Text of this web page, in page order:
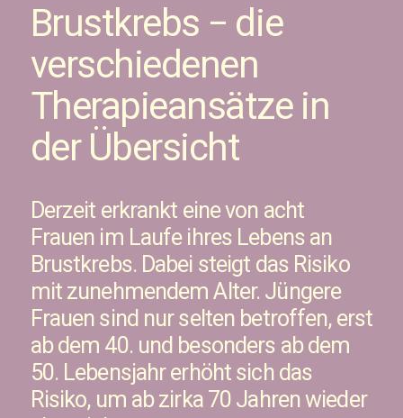
Brustkrebs − die
verschiedenen
Therapieansätze in
der Übersicht
Derzeit erkrankt eine von acht
Frauen im Laufe ihres Lebens an
Brustkrebs. Dabei steigt das Risiko
mit zunehmendem Alter. Jüngere
Frauen sind nur selten betroffen, erst
ab dem 40. und besonders ab dem
50. Lebensjahr erhöht sich das
Risiko, um ab zirka 70 Jahren wieder